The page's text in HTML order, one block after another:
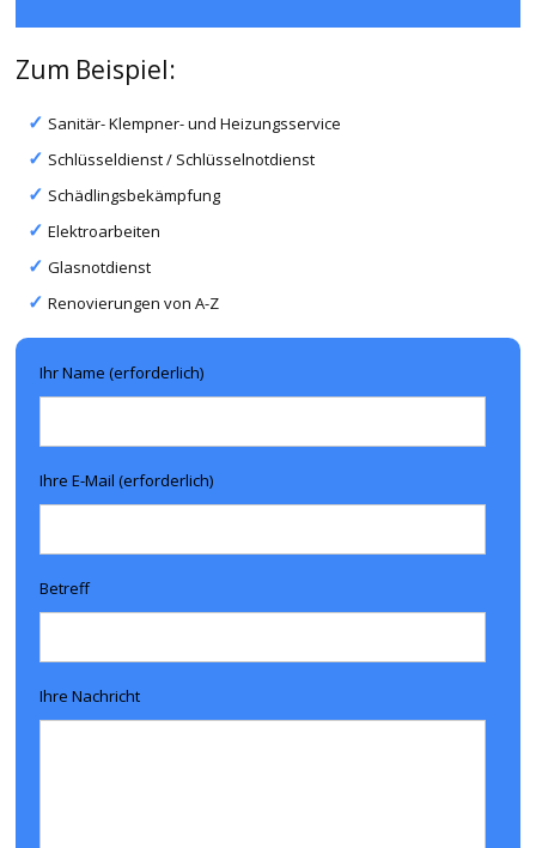
Zum Beispiel:
Sanitär- Klempner- und Heizungsservice
Schlüsseldienst / Schlüsselnotdienst
Schädlingsbekämpfung
Elektroarbeiten
Glasnotdienst
Renovierungen von A-Z
Ihr Name (erforderlich)
Ihre E-Mail (erforderlich)
Betreff
Ihre Nachricht